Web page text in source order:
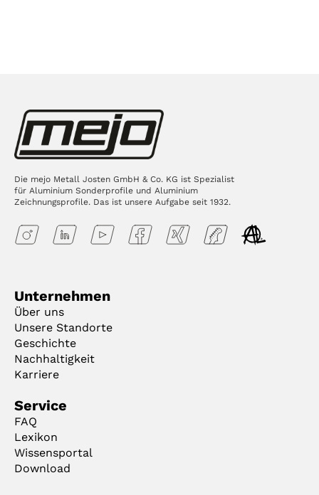
Die mejo Metall Josten GmbH & Co. KG ist Spezialist
für Aluminium Sonderprofile und Aluminium
Zeichnungsprofile. Das ist unsere Aufgabe seit 1932.
Unternehmen
Über uns
Unsere Standorte
Geschichte
Nachhaltigkeit
Karriere
Service
FAQ
Lexikon
Wissensportal
Download